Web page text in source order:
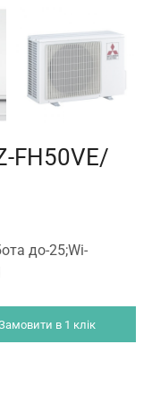
FH50VE/
до-25;Wi-
в 1 клік